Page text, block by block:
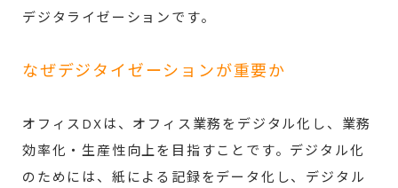
デジタライゼーションです。
なぜデジタイゼーションが重要か
オフィスDXは、オフィス業務をデジタル化し、業務
効率化・生産性向上を目指すことです。デジタル化
のためには、紙による記録をデータ化し、デジタル